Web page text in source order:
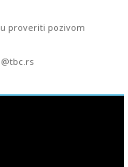
proveriti pozivom